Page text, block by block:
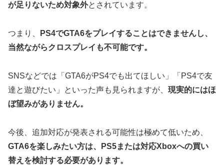
が足りないため対象外とされています。
つまり、
PS4でGTA6をプレイすることはできませんし、
当然ながらクロスプレイも不可能です。
SNSなどでは「GTA6がPS4でも出てほしい」「PS4で友
達と遊びたい」といった声も見られますが、 現実的にはほ
ぼ望みがありません。
今後、追加対応が発表される可能性は極めて低いため、
GTA6を楽しみたい方は、PS5または対応Xboxへの買い
替えを検討する必要があります。